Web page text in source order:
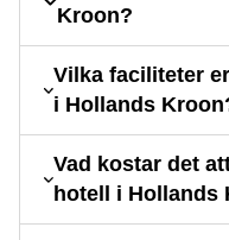
Kroon?
Vilka faciliteter
i Hollands
Vad kostar det
hotell i Hollands